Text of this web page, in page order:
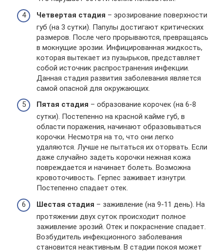
Четвертая стадия – эрозирование поверхности
губ (на 3 сутки). Папулы достигают критических
размеров. После чего прорываются, превращаясь
в мокнущие эрозии. Инфицированная жидкость,
которая вытекает из пузырьков, представляет
собой источник распространения инфекции.
Данная стадия развития заболевания является
самой опасной для окружающих.
Пятая стадия – образование корочек (на 6-8
сутки). Постепенно на красной кайме губ, в
области поражения, начинают образовываться
корочки. Несмотря на то, что они легко
удаляются. Лучше не пытаться их оторвать. Если
даже случайно задеть корочки нежная кожа
повреждается и начинает болеть. Возможна
кровоточивость. Герпес заживает изнутри.
Постепенно спадает отек.
Шестая стадия – заживление (на 9-11 день). На
протяжении двух суток происходит полное
заживление эрозий. Отек и покраснение спадает.
Возбудитель инфекционного заболевания
становится неактивным. В стадии покоя может